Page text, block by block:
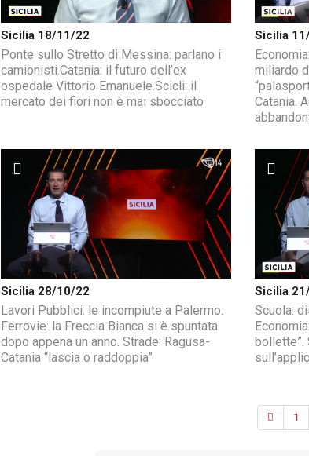
Sicilia 18/11/22
Ponte sullo Stretto di Messina: parlano i
camionisti.Catania: il futuro dell’ex
ospedale Vittorio Emanuele.Scicli: il
mercato dei fiori non è mai sbocciato
Sicilia
miliardo
Catania.
Sicilia 28/10/22
Lavori Pubblici: le incompiute a Palermo.
Ferrovie: la Freccia Bianca si è spuntata
dopo appena un anno. Strade: Ragusa-
Catania “lascia o raddoppia”
Sicilia
Scuola:
bollette”.
1